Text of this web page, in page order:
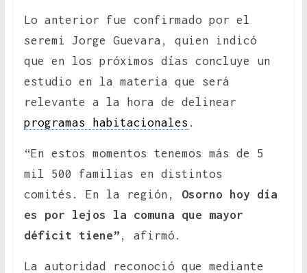
Lo anterior fue confirmado por el
seremi Jorge Guevara, quien indicó
que en los próximos días concluye un
estudio en la materia que será
relevante a la hora de delinear
programas habitacionales .
“En estos momentos tenemos más de 5
mil 500 familias en distintos
comités. En la región, Osorno hoy día
es por lejos la comuna que mayor
déficit tiene” , afirmó.
La autoridad reconoció que mediante